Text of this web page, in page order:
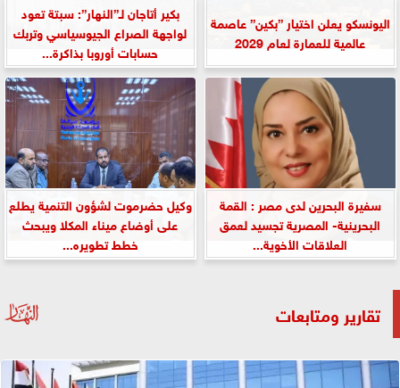
اليونسكو يعلن اختيار ”بكين” عاصمة
عالمية للعمارة لعام 2029
بكير أتاجان لـ”النهار”: سبتة تعود
لواجهة الصراع الجيوسياسي وتربك
حسابات أوروبا بذاكرة...
سفيرة البحرين لدى مصر : القمة
البحرينية- المصرية تجسيد لعمق
العلاقات الأخوية...
وكيل حضرموت لشؤون التنمية يطلع
على أوضاع ميناء المكلا ويبحث
خطط تطويره...
تقارير ومتابعات